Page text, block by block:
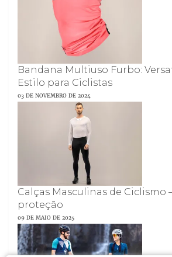
Bandana Multiuso Furbo:
Estilo para Ciclistas
03 DE NOVEMBRO DE 2024
Calças Masculinas de Ciclismo
proteção
09 DE MAIO DE 2025